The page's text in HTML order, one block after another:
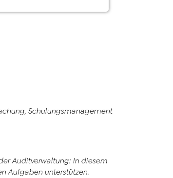
Schulungsmanagement
Auditverwaltung: In diesem
Aufgaben unterstützen.